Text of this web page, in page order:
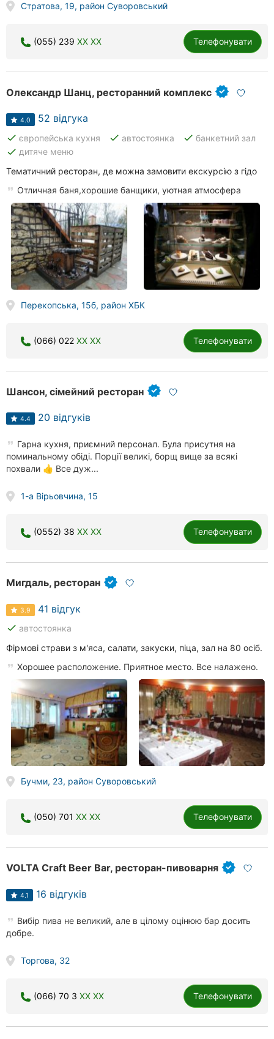
Стратова, 19, район Суворовський
(055) 239 XX XX Телефонувати
Олександр Шанц, ресторанний комплекс
4.0 52 відгука
done європейська кухня done автостоянка done банкетний зал
done дитяче меню
Тематичний ресторан, де можна замовити екскурсію з гідо
Отличная баня,хорошие банщики, уютная атмосфера
Перекопська, 15б, район ХБК
(066) 022 XX XX Телефонувати
Шансон, сімейний ресторан
4.4 20 відгуків
Гарна кухня, приємний персонал. Була присутня на
поминальному обіді. Порції великі, борщ вище за всякі
похвали 👍 Все дуж...
1-а Вірьовчина, 15
(0552) 38 XX XX Телефонувати
Мигдаль, ресторан
3.9 41 відгук
done автостоянка
Фірмові страви з м'яса, салати, закуски, піца, зал на 80 осіб.
Хорошее расположение. Приятное место. Все налажено.
Бучми, 23, район Суворовський
(050) 701 XX XX Телефонувати
VOLTA Craft Beer Bar, ресторан-пивоварня
4.1 16 відгуків
Вибір пива не великий, але в цілому оцінюю бар досить
добре.
Торгова, 32
(066) 70 3 XX XX Телефонувати